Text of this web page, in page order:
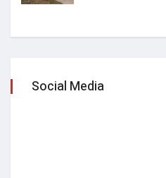
Social Media